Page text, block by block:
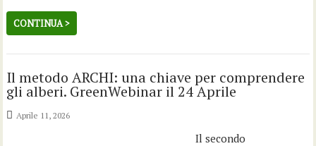
CONTINUA >
Il metodo ARCHI: una chiave per comprendere
gli alberi. GreenWebinar il 24 Aprile
Aprile 11, 2026
Il secondo